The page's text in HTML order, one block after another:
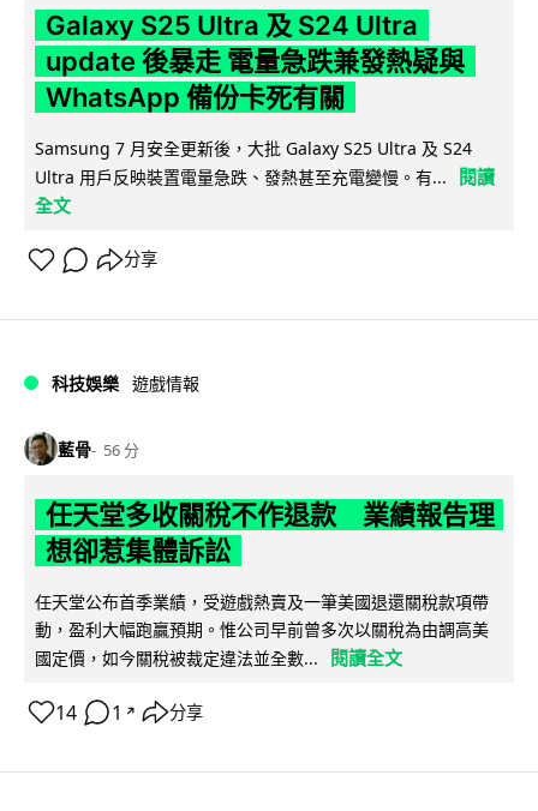
Galaxy S25 Ultra 及 S24 Ultra
update 後暴走 電量急跌兼發熱疑與
WhatsApp 備份卡死有關
Samsung 7 月安全更新後，大批 Galaxy S25 Ultra 及 S24
Ultra 用戶反映裝置電量急跌、發熱甚至充電變慢。有...
閱讀
全文
分享
科技娛樂 遊戲情報
藍骨 56 分
任天堂多收關稅不作退款 業績報告理
想卻惹集體訴訟
任天堂公布首季業績，受遊戲熱賣及一筆美國退還關稅款項帶
動，盈利大幅跑贏預期。惟公司早前曾多次以關稅為由調高美
國定價，如今關稅被裁定違法並全數...
閱讀全文
14 1 ↗ 分享